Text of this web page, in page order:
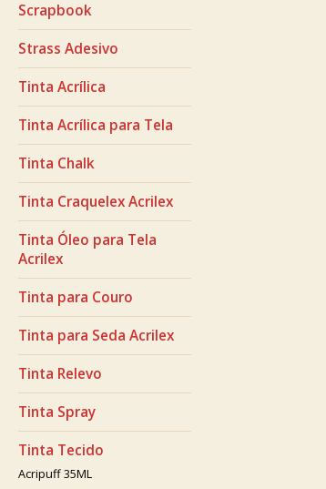
Scrapbook
Strass Adesivo
Tinta Acrílica
Tinta Acrílica para Tela
Tinta Chalk
Tinta Craquelex Acrilex
Tinta Óleo para Tela
Acrilex
Tinta para Couro
Tinta para Seda Acrilex
Tinta Relevo
Tinta Spray
Tinta Tecido
Acripuff 35ML